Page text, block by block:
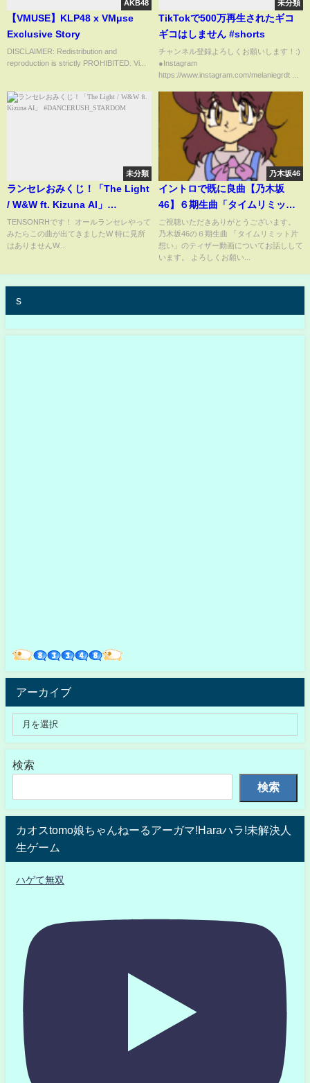
AKB48
【VMUSE】KLP48 x VMμse
Exclusive Story
DISCLAIMER: Redistribution and
reproduction is strictly PROHIBITED. Vi...
未分類
TikTokで500万再生されたギコ
ギコはしません #shorts
チャンネル登録よろしくお願いします！:)
●Instagram
https://www.instagram.com/melaniegrdt ...
未分類
ランセレおみくじ！「The Light
/ W&W ft. Kizuna AI」
#DANCERUSH_STARDOM
TENSONRHです！ オールランセレやって
みたらこの曲が出てきましたW 特に見所
はありませんW...
乃木坂46
イントロで既に良曲【乃木坂
46】６期生曲「タイムリミット
片想い」ちょっと切なさの残
る 矢田萌華 増田三莉音 海
邉朱莉 長嶋凛桜 瀬戸口心
玲奈 大越ひなの 鈴木佑捺
ご視聴いただきありがとうございます。
乃木坂46の６期生曲 「タイムリミット片
想い」のティザー動画についてお話しして
います。 よろしくお願い...
s
アーカイブ
検索
検索
カオスtomo娘ちゃんねーるアーガマ!Haraハラ!未解決人
生ゲーム
ハゲて無双